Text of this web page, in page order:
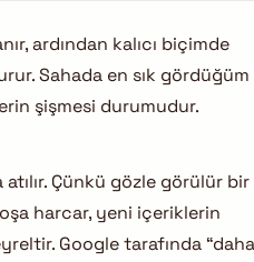
ardından kalıcı biçimde
Sahada en sık gördüğüm
şişmesi durumudur.
Çünkü gözle görülür bir
harcar, yeni içeriklerin
Google tarafında “daha